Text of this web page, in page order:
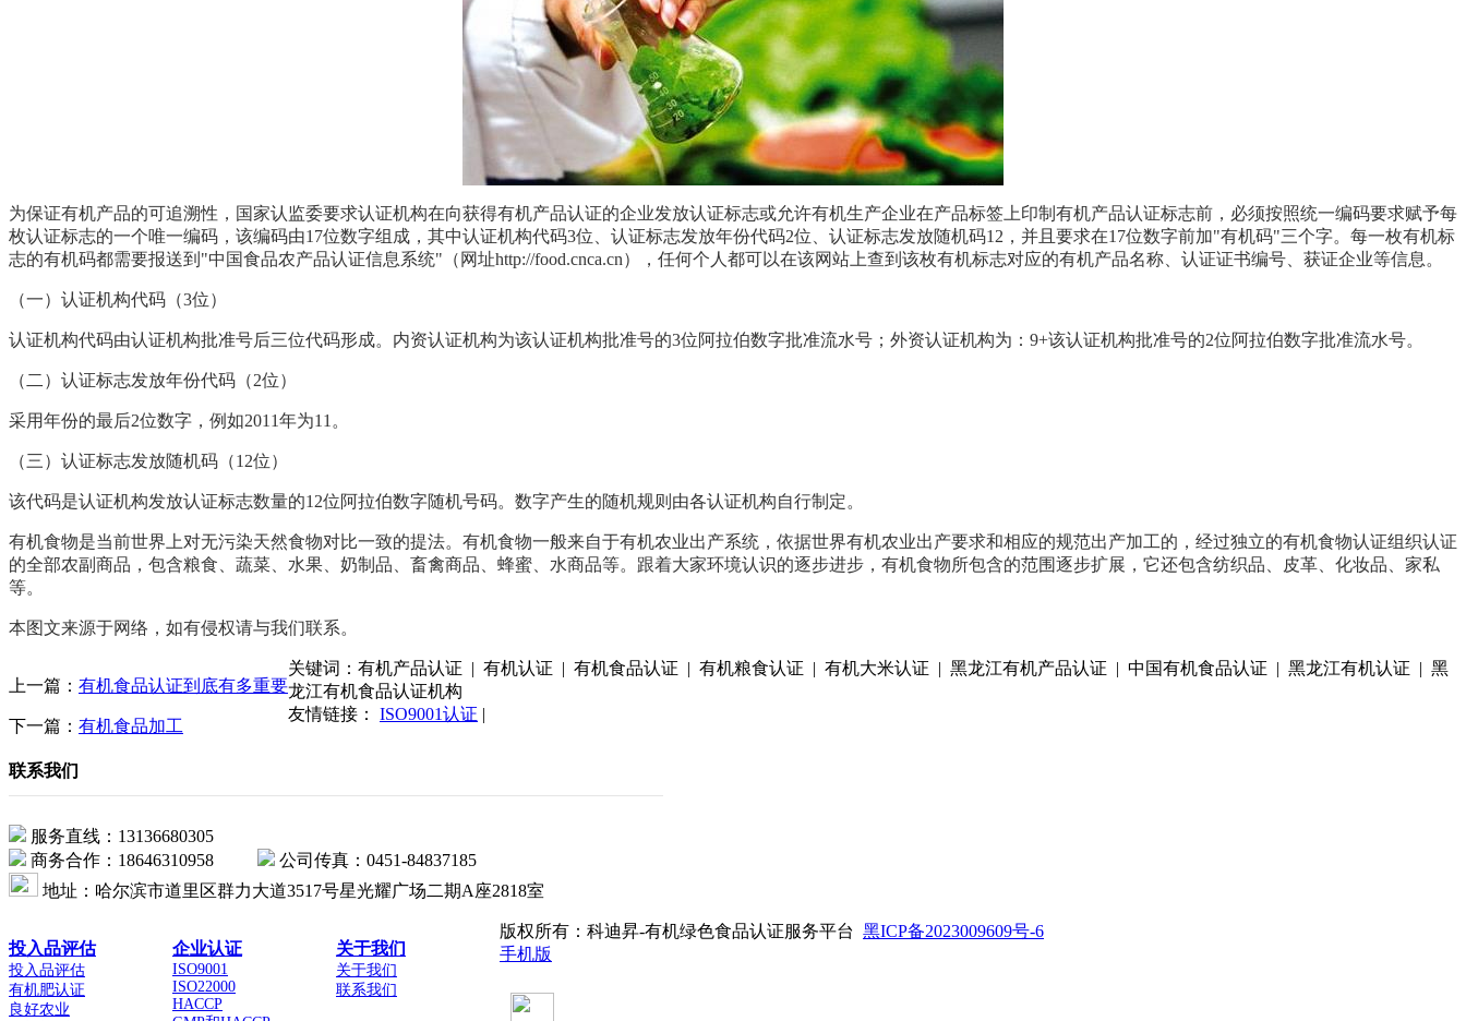
为保证有机产品的可追溯性，国家认监委要求认证机构在向获得有机产品认证的企业发放认证标志或允许有机生产企业在产品标签上印制有机产品认证标志前，必须按照统一编码要求赋予每
枚认证标志的一个唯一编码，该编码由17位数字组成，其中认证机构代码3位、认证标志发放年份代码2位、认证标志发放随机码12，并且要求在17位数字前加"有机码"三个字。每一枚有机标
志的有机码都需要报送到"中国食品农产品认证信息系统"（网址http://food.cnca.cn），任何个人都可以在该网站上查到该枚有机标志对应的有机产品名称、认证证书编号、获证企业等信息。
（一）认证机构代码（3位）
认证机构代码由认证机构批准号后三位代码形成。内资认证机构为该认证机构批准号的3位阿拉伯数字批准流水号；外资认证机构为：9+该认证机构批准号的2位阿拉伯数字批准流水号。
（二）认证标志发放年份代码（2位）
采用年份的最后2位数字，例如2011年为11。
（三）认证标志发放随机码（12位）
该代码是认证机构发放认证标志数量的12位阿拉伯数字随机号码。数字产生的随机规则由各认证机构自行制定。
有机食物是当前世界上对无污染天然食物对比一致的提法。有机食物一般来自于有机农业出产系统，依据世界有机农业出产要求和相应的规范出产加工的，经过独立的有机食物认证组织认证
的全部农副商品，包含粮食、蔬菜、水果、奶制品、畜禽商品、蜂蜜、水商品等。跟着大家环境认识的逐步进步，有机食物所包含的范围逐步扩展，它还包含纺织品、皮革、化妆品、家私
等。
本图文来源于网络，如有侵权请与我们联系。
上一篇： 有机食品认证到底有多重要
下一篇： 有机食品加工
关键词：有机产品认证 | 有机认证 | 有机食品认证 | 有机粮食认证 | 有机大米认证 | 黑龙江有机产品认证 | 中国有机食品认证 | 黑龙江有机认证 | 黑
龙江有机食品认证机构
友情链接： ISO9001认证 |
联系我们
服务直线：13136680305
商务合作：18646310958
公司传真：0451-84837185
地址：哈尔滨市道里区群力大道3517号星光耀广场二期A座2818室
投入品评估
投入品评估
有机肥认证
良好农业
企业认证
ISO9001
ISO22000
HACCP
关于我们
关于我们
联系我们
版权所有：科迪昇-有机绿色食品认证服务平台 黑ICP备2023009609号-6
手机版